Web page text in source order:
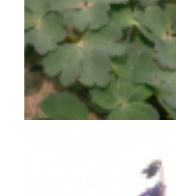
Akelei
Aquilegia